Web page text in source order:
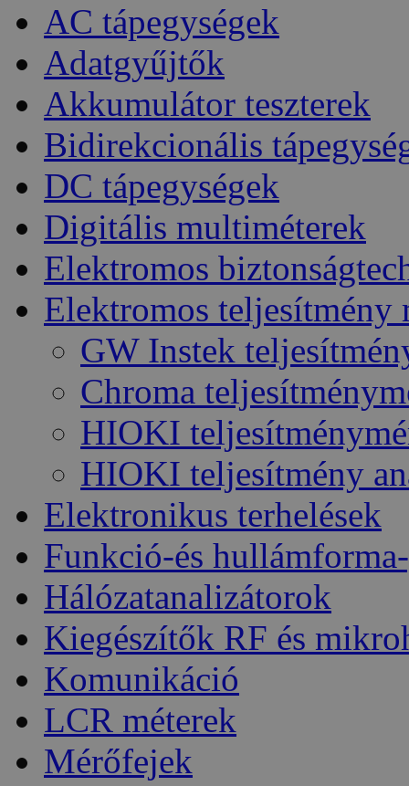
AC tápegységek
Adatgyűjtők
Akkumulátor teszterek
Bidirekcionális
DC tápegységek
Digitális multiméterek
Elektromos
Elektromos teljesítmény
GW Instek
Chroma
HIOKI
HIOKI teljesítmény
Elektronikus terhelések
Funkció-és
Hálózatanalizátorok
Kiegészítők RF és
Komunikáció
LCR méterek
Mérőfejek